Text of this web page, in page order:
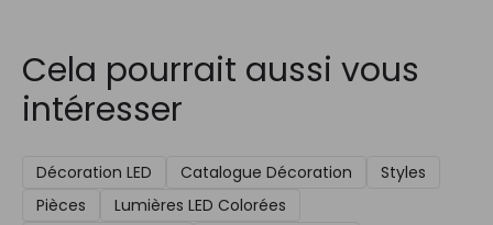
Cela pourrait aussi vous
intéresser
Décoration LED Catalogue Décoration
Styles
Pièces
Lumières LED Colorées